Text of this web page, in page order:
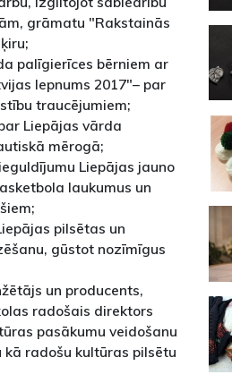
grāmatu "Rakstainās
palīgierīces bērniem ar
lepnums 2017"– par
traucējumiem;
Liepājas vārda
mērogā;
Liepājas jauno
laukumus un
pilsētas un
gūstot nozīmīgus
un producents,
radošais direktors
pasākumu veidošanu
radošu kultūras pilsētu